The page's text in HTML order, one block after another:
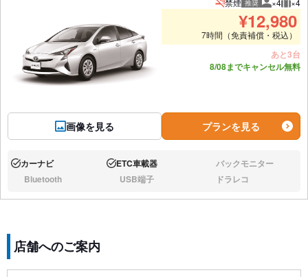
画像を見る
禁煙 推奨 推奨人数
×4 推
×4
¥12,980
7時間（免責補償・税込）
あと3台
8/08までキャンセル無料
プランを見る
あり:カーナビ あり:ETC車載器 なし:バックモニター
なし:Bluetooth なし:USB端子 なし:ドラレコ
店舗へのご案内